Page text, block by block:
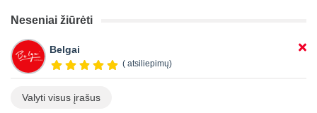
Neseniai žiūrėti
Belgai
( atsiliepimų)
Valyti visus įrašus